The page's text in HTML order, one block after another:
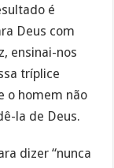
é
Deus com
ensinai-nos
tríplice
o homem não
la de Deus.
dizer “nunca